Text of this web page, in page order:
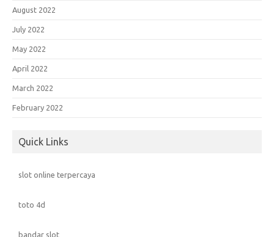
August 2022
July 2022
May 2022
April 2022
March 2022
February 2022
Quick Links
slot online terpercaya
toto 4d
bandar slot